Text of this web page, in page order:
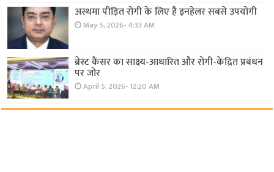
अस्थमा पीड़ित रोगी के लिए है इनहेलर सबसे उपयोगी
May 5, 2026- 4:33 AM
ब्रेस्ट कैंसर का साक्ष्य-आधारित और रोगी-केंद्रित प्रबंधन
पर जोर
April 5, 2026- 12:20 AM